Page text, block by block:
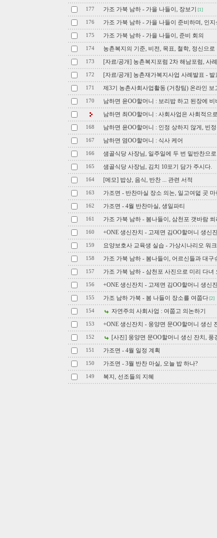
177 가조 가북 남하 - 가을 나들이, 장보기 [1]
176 가조 가북 남하 - 가을 나들이 준비하며, 인지
175 가조 가북 남하 - 가을 나들이, 준비 회의
174 농촌복지의 기준, 비전, 목표, 철학, 정신으
173 [자료/공개] 농촌복지포럼 2차 해남포럼, 사
172 [자료/공개] 농촌재가복지사업 사례발표 - 발
171 제3기 농촌사회사업활동 (거창팀) 온라인 보
170
남하면 윤OO할머니 : 보리밥 하고 된장에
남하면 최OO할머니 : 사회사업은 사회적으
168 남하면 윤OO할머니 : 인정 상하지 않게, 빈
167 남하면 염OO할머니 : 식사 케어
166 샘골식당 사장님, 일주일에 두 번 밑반찬으
165 샘골식당 사장님, 김치 10포기 담가 주시다.
164 [메모] 밥상, 음식, 반찬 ... 관련 서적
163 가조면 - 반찬마실 장소 의논, 일고여덟 곳 마
162 가조면 - 4월 반찬마실, 생일파티
161 가조 가북 남하 - 봄나들이, 삼천포 갯바람
160 +ONE 생신잔치 - 고제면 김OO할머니 생신
159 요양보호사 교육생 실습 - 가상시나리오 워
158 가조 가북 남하 - 봄나들이, 어르신들과 대구
157 가조 가북 남하 - 삼천포 사진으로 미리 다녀
156 +ONE 생신잔치 - 고제면 김OO할머니 생신
155 가조 남하 가북 - 봄 나들이 장소를 여쭙다 [2]
154 자연주의 사회사업 : 여쭙고 의논하기
153 +ONE 생신잔치 - 웅양면 문OO할머니 생신
152 [사진] 웅양면 문OO할머니 생신 잔치, 풍
151 가조면 - 4월 일정 계획
150 가조면 - 3월 반찬 마실, 오늘 밥 하나?
149 복지, 선조들의 지혜